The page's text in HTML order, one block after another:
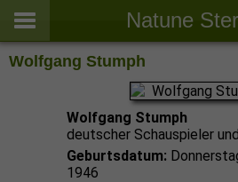
Natune
Wolfgang Stumph
Wolfgang Stumph
deutscher Schauspieler
Geburtsdatum:
1946